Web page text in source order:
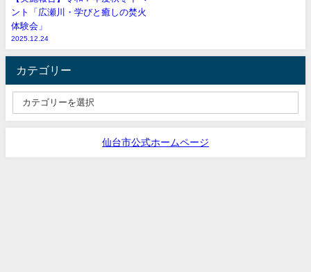
ント「広瀬川・学びと癒しの焚火
体験会」
2025.12.24
カテゴリー
仙台市公式ホームページ